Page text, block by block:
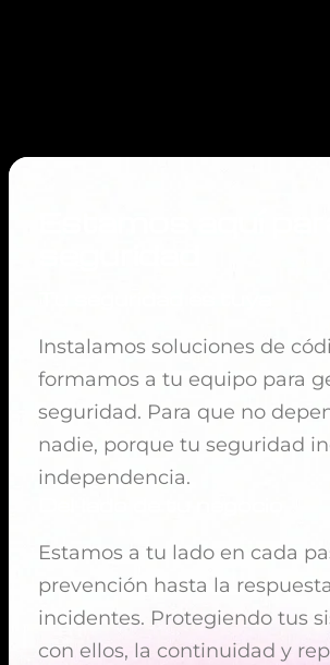
Instalamos soluciones de
formamos a tu equipo para
seguridad. Para que no
nadie, porque tu seguridad
independencia.
Estamos a tu lado en cada
prevención hasta la
incidentes. Protegiendo tus
con ellos, la continuidad y